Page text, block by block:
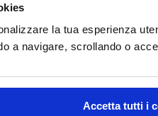
la tua esperienza
a navigare, scrollando o
Accetta tutti i
giorni